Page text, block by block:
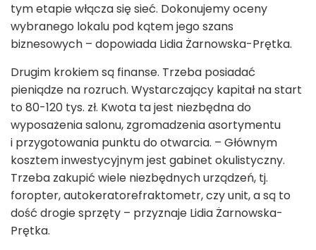
tym etapie włącza się sieć. Dokonujemy oceny
wybranego lokalu pod kątem jego szans
biznesowych – dopowiada Lidia Żarnowska-Prętka.
Drugim krokiem są finanse. Trzeba posiadać
pieniądze na rozruch. Wystarczający kapitał na start
to 80-120 tys. zł. Kwota ta jest niezbędna do
wyposażenia salonu, zgromadzenia asortymentu
i przygotowania punktu do otwarcia. – Głównym
kosztem inwestycyjnym jest gabinet okulistyczny.
Trzeba zakupić wiele niezbędnych urządzeń, tj.
foropter, autokeratorefraktometr, czy unit, a są to
dość drogie sprzęty – przyznaje Lidia Żarnowska-
Prętka.